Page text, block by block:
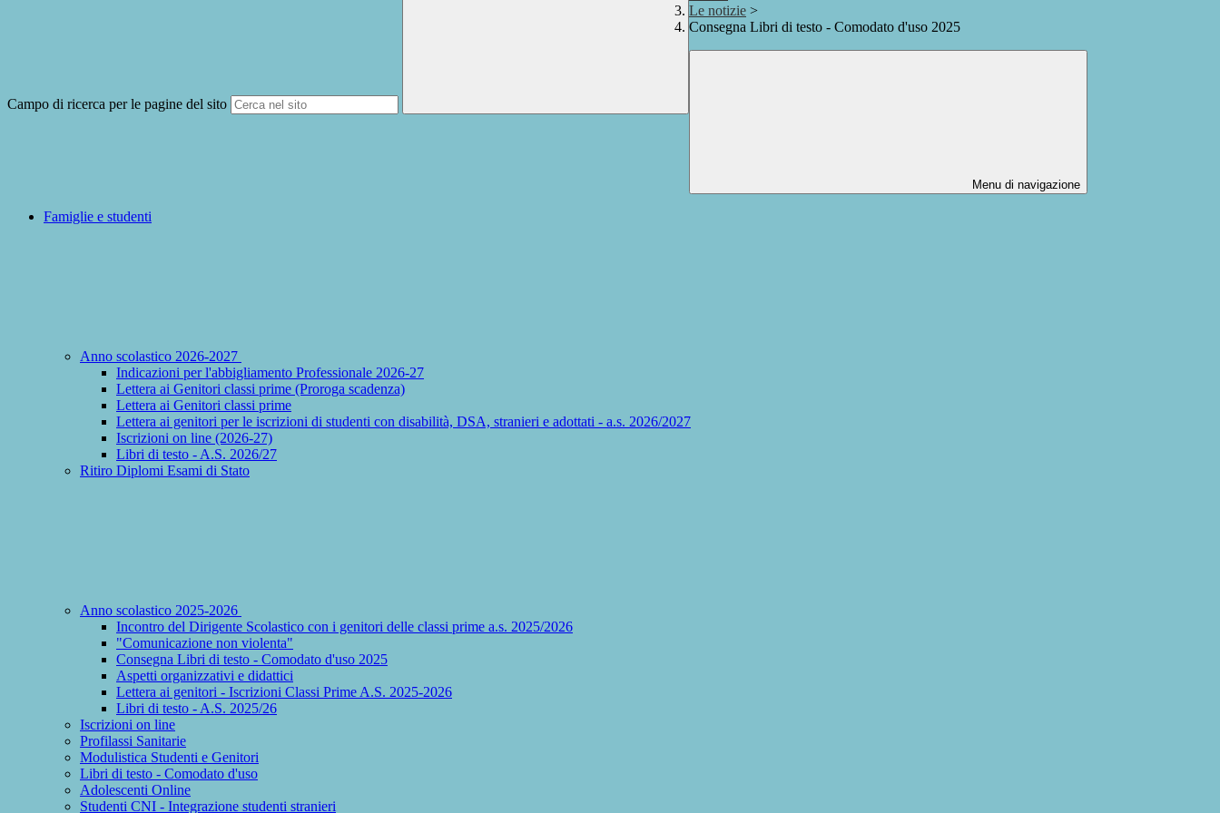
Campo di ricerca per le pagine del sito
Le notizie >
Consegna Libri di testo - Comodato d'uso 2025
Menu di navigazione
Famiglie e studenti
Anno scolastico 2026-2027
Indicazioni per l'abbigliamento Professionale 2026-27
Lettera ai Genitori classi prime (Proroga scadenza)
Lettera ai Genitori classi prime
Lettera ai genitori per le iscrizioni di studenti con disabilità, DSA, stranieri e adottati - a.s. 2026/2027
Iscrizioni on line (2026-27)
Libri di testo - A.S. 2026/27
Ritiro Diplomi Esami di Stato
Anno scolastico 2025-2026
Incontro del Dirigente Scolastico con i genitori delle classi prime a.s. 2025/2026
"Comunicazione non violenta"
Consegna Libri di testo - Comodato d'uso 2025
Aspetti organizzativi e didattici
Lettera ai genitori - Iscrizioni Classi Prime A.S. 2025-2026
Libri di testo - A.S. 2025/26
Iscrizioni on line
Profilassi Sanitarie
Modulistica Studenti e Genitori
Libri di testo - Comodato d'uso
Adolescenti Online
Studenti CNI - Integrazione studenti stranieri